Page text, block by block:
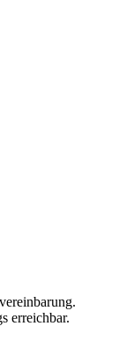
erreichbar.